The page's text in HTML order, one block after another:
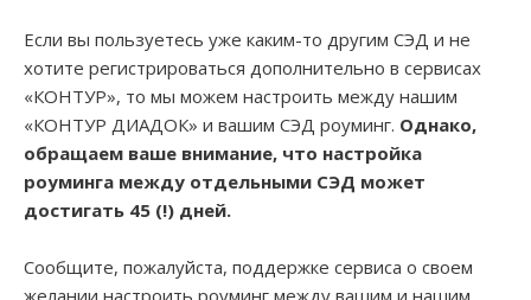
Если вы пользуетесь уже каким-то другим СЭД и не
хотите регистрироваться дополнительно в сервисах
«КОНТУР», то мы можем настроить между нашим
«КОНТУР ДИАДОК» и вашим СЭД роуминг. Однако,
обращаем ваше внимание, что настройка
роуминга между отдельными СЭД может
достигать 45 (!) дней.
Сообщите, пожалуйста, поддержке сервиса о своем
желании настроить роуминг между вашим и нашим